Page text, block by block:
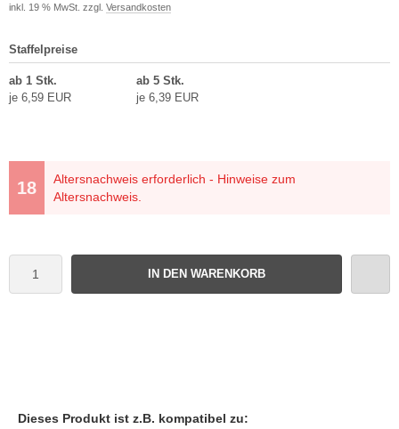
inkl. 19 % MwSt. zzgl. Versandkosten
Staffelpreise
ab 1 Stk.
je 6,59 EUR
ab 5 Stk.
je 6,39 EUR
Altersnachweis erforderlich - Hinweise zum
Altersnachweis.
IN DEN WARENKORB
Dieses Produkt ist z.B. kompatibel zu: